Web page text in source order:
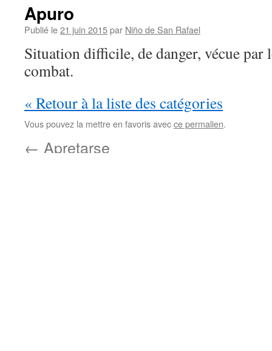
Apuro
Publié le21 juin 2015par Niño de San Rafael
Situation difficile, de danger, vécue par
combat.
« Retour à la liste des catégories
Vous pouvez la mettre en favoris avecce permalien.
← Apretarse